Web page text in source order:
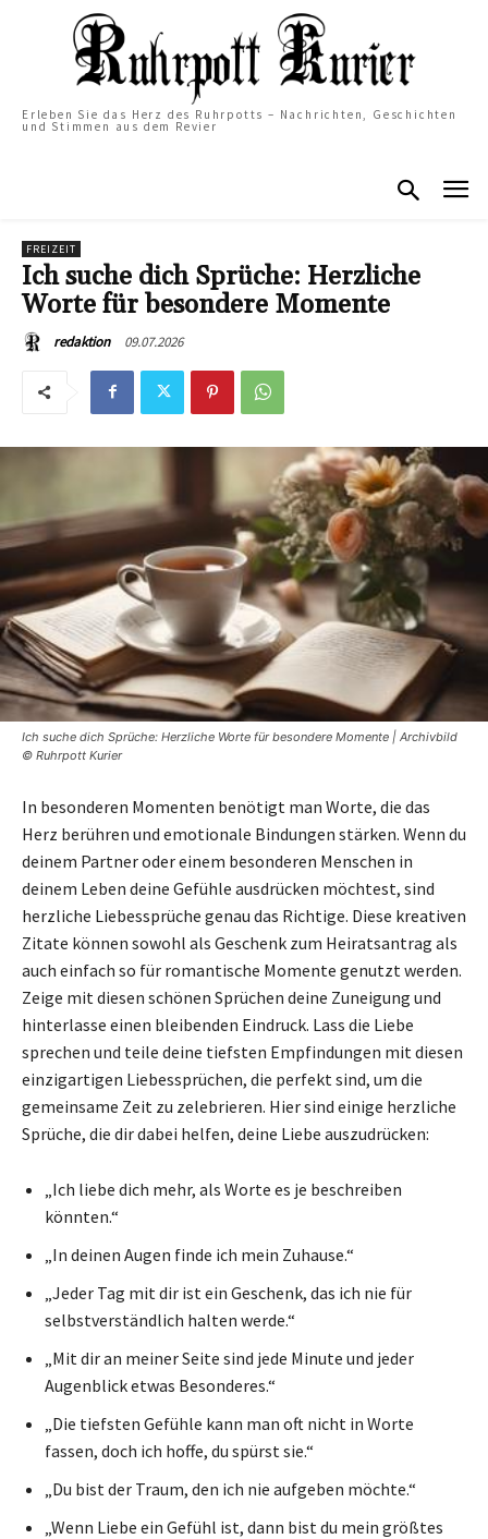
Erleben Sie das Herz des Ruhrpotts – Nachrichten, Geschichten
und Stimmen aus dem Revier
FREIZEIT
Ich suche dich Sprüche: Herzliche
Worte für besondere Momente
redaktion 09.07.2026
Ich suche dich Sprüche: Herzliche Worte für besondere Momente | Archivbild
© Ruhrpott Kurier
In besonderen Momenten benötigt man Worte, die das
Herz berühren und emotionale Bindungen stärken. Wenn du
deinem Partner oder einem besonderen Menschen in
deinem Leben deine Gefühle ausdrücken möchtest, sind
herzliche Liebessprüche genau das Richtige. Diese kreativen
Zitate können sowohl als Geschenk zum Heiratsantrag als
auch einfach so für romantische Momente genutzt werden.
Zeige mit diesen schönen Sprüchen deine Zuneigung und
hinterlasse einen bleibenden Eindruck. Lass die Liebe
sprechen und teile deine tiefsten Empfindungen mit diesen
einzigartigen Liebessprüchen, die perfekt sind, um die
gemeinsame Zeit zu zelebrieren. Hier sind einige herzliche
Sprüche, die dir dabei helfen, deine Liebe auszudrücken:
„Ich liebe dich mehr, als Worte es je beschreiben
könnten.“
„In deinen Augen finde ich mein Zuhause.“
„Jeder Tag mit dir ist ein Geschenk, das ich nie für
selbstverständlich halten werde.“
„Mit dir an meiner Seite sind jede Minute und jeder
Augenblick etwas Besonderes.“
„Die tiefsten Gefühle kann man oft nicht in Worte
fassen, doch ich hoffe, du spürst sie.“
„Du bist der Traum, den ich nie aufgeben möchte.“
„Wenn Liebe ein Gefühl ist, dann bist du mein größtes